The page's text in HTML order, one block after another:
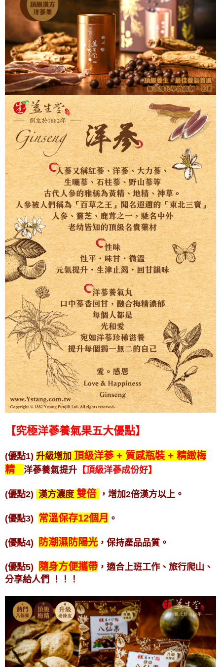
【究極洋蔘養氣果五大優點】
(優點1) 升級增加 頂級洋蔘 + 質感瓶裝 + 精緻梅
精
洋蔘養氣提升 【頂級洋蔘成份好】
(優點2) 漢方濃度 雙倍 ，增加2倍漢方以上。
(優點3) 常溫保存12個月 。
(優點4) 防潮濕防陽光 ，保持產品品質。
(優點5) 隨身方便攜帶 ，適合上班工作、旅行爬山、
分享給人們
！！！